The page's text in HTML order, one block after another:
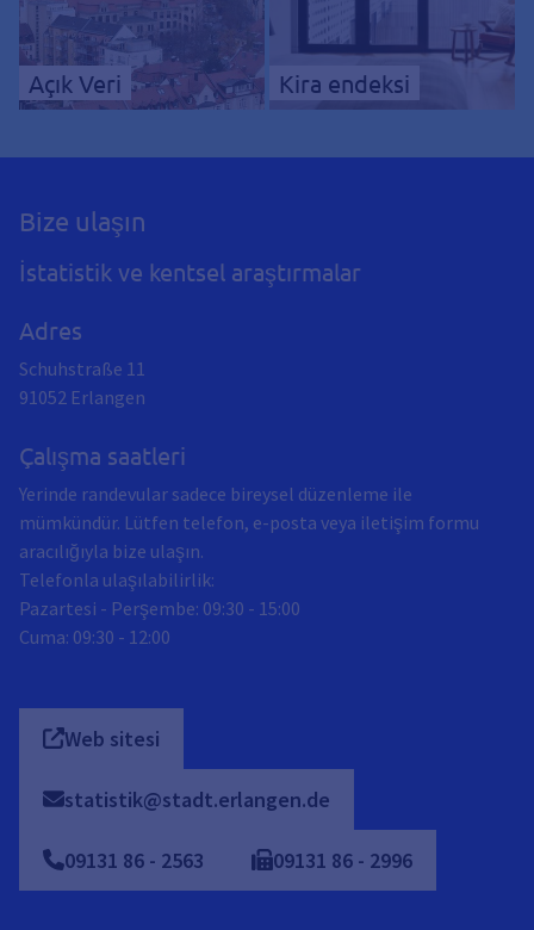
Açık Veri Kira endeksi
Bize ulaşın
İstatistik ve kentsel araştırmalar
Adres
Schuhstraße 11
91052 Erlangen
Çalışma saatleri
Yerinde randevular sadece bireysel düzenleme ile
mümkündür. Lütfen telefon, e-posta veya iletişim formu
aracılığıyla bize ulaşın.
Telefonla ulaşılabilirlik:
Pazartesi - Perşembe: 09:30 - 15:00
Cuma: 09:30 - 12:00
Web sitesi
statistik@stadt.erlangen.de
09131 86 - 2563 09131 86 - 2996